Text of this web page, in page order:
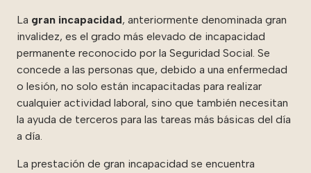
La gran incapacidad, anteriormente denominada gran
invalidez, es el grado más elevado de incapacidad
permanente reconocido por la Seguridad Social. Se
concede a las personas que, debido a una enfermedad
o lesión, no solo están incapacitadas para realizar
cualquier actividad laboral, sino que también necesitan
la ayuda de terceros para las tareas más básicas del día
a día.
La prestación de gran incapacidad se encuentra